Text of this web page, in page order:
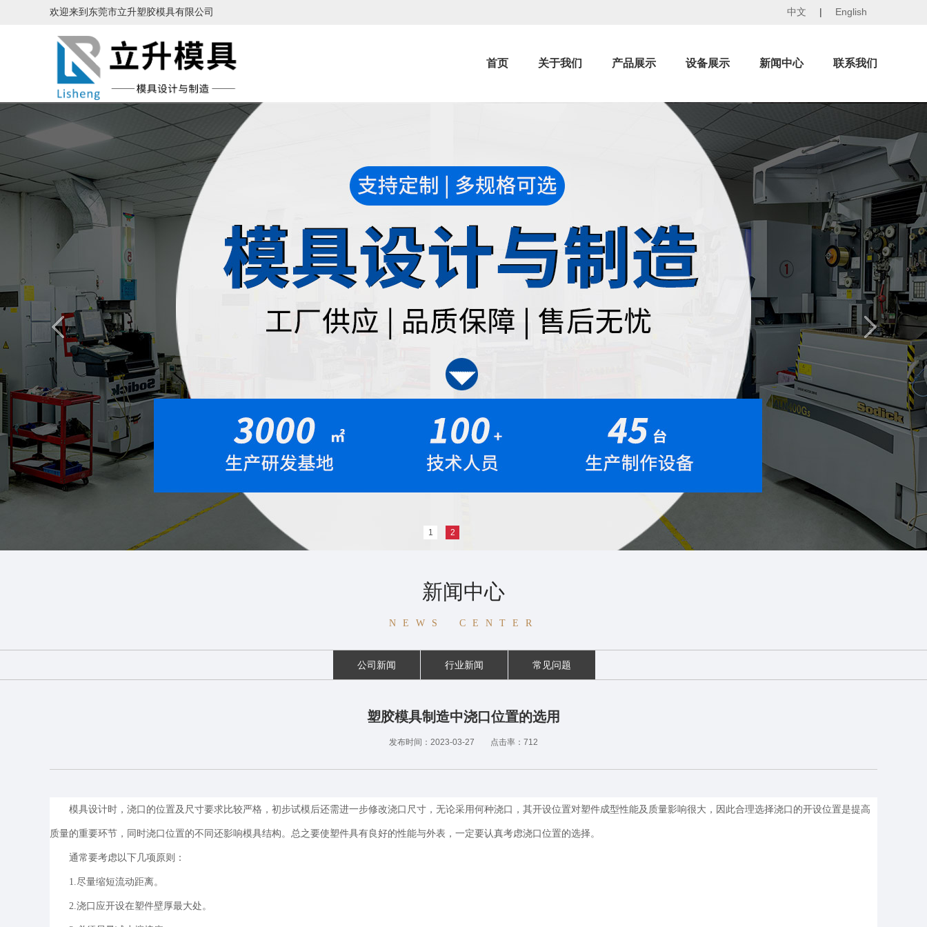
欢迎来到东莞市立升塑胶模具有限公司 中文 | English
首页 关于我们 产品展示 设备展示 新闻中心 联系我们
1 2
新闻中心
NEWS CENTER
公司新闻 行业新闻 常见问题
塑胶模具制造中浇口位置的选用
发布时间： 2023-03-27 点击率： 712
模具设计时，浇口的位置及尺寸要求比较严格，初步试模后还需进一步修改浇口尺寸，无论采用何种浇口，其开设位置对塑件成型性能及质量影响很大，因此合理选择浇口的开设位置是提高
质量的重要环节，同时浇口位置的不同还影响模具结构。总之要使塑件具有良好的性能与外表，一定要认真考虑浇口位置的选择。
通常要考虑以下几项原则：
1.尽量缩短流动距离。
2.浇口应开设在塑件壁厚最大处。